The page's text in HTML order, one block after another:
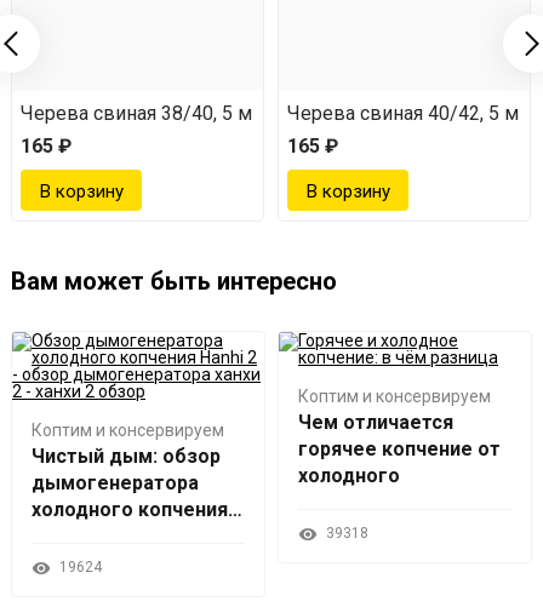
Черева свиная 38/40, 5 м
165 ₽
Черева свиная 40/42, 5 м
165 ₽
Вам может быть интересно
Коптим и консервируем
Чистый дым: обзор
дымогенератора
холодного копчения
19624
Коптим и консервируем
Чем отличается
горячее копчение от
холодного
39318